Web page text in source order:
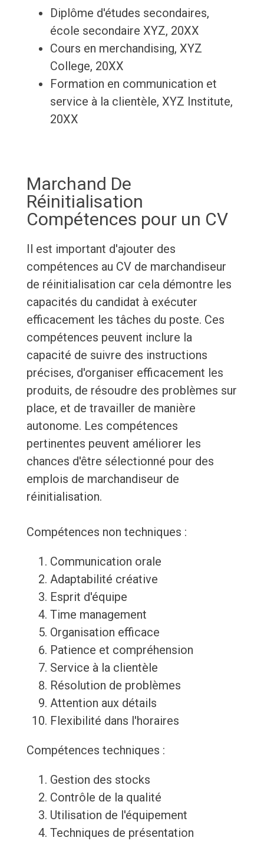
Diplôme d'études secondaires,
école secondaire XYZ, 20XX
Cours en merchandising, XYZ
College, 20XX
Formation en communication et
service à la clientèle, XYZ Institute,
20XX
Marchand De
Réinitialisation
Compétences pour un CV
Il est important d'ajouter des
compétences au CV de marchandiseur
de réinitialisation car cela démontre les
capacités du candidat à exécuter
efficacement les tâches du poste. Ces
compétences peuvent inclure la
capacité de suivre des instructions
précises, d'organiser efficacement les
produits, de résoudre des problèmes sur
place, et de travailler de manière
autonome. Les compétences
pertinentes peuvent améliorer les
chances d'être sélectionné pour des
emplois de marchandiseur de
réinitialisation.
Compétences non techniques :
Communication orale
Adaptabilité créative
Esprit d'équipe
Time management
Organisation efficace
Patience et compréhension
Service à la clientèle
Résolution de problèmes
Attention aux détails
Flexibilité dans l'horaires
Compétences techniques :
Gestion des stocks
Contrôle de la qualité
Utilisation de l'équipement
Techniques de présentation